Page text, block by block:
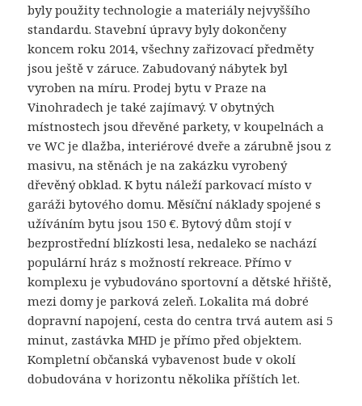
byly použity technologie a materiály nejvyššího
standardu. Stavební úpravy byly dokončeny
koncem roku 2014, všechny zařizovací předměty
jsou ještě v záruce. Zabudovaný nábytek byl
vyroben na míru. Prodej bytu v Praze na
Vinohradech je také zajímavý. V obytných
místnostech jsou dřevěné parkety, v koupelnách a
ve WC je dlažba, interiérové ​​dveře a zárubně jsou z
masivu, na stěnách je na zakázku vyrobený
dřevěný obklad. K bytu náleží parkovací místo v
garáži bytového domu. Měsíční náklady spojené s
užíváním bytu jsou 150 €. Bytový dům stojí v
bezprostřední blízkosti lesa, nedaleko se nachází
populární hráz s možností rekreace. Přímo v
komplexu je vybudováno sportovní a dětské hřiště,
mezi domy je parková zeleň. Lokalita má dobré
dopravní napojení, cesta do centra trvá autem asi 5
minut, zastávka MHD je přímo před objektem.
Kompletní občanská vybavenost bude v okolí
dobudována v horizontu několika příštích let.